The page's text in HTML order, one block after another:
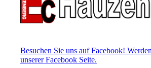
Besuchen Sie uns auf Facebook!
unserer Facebook Seite.